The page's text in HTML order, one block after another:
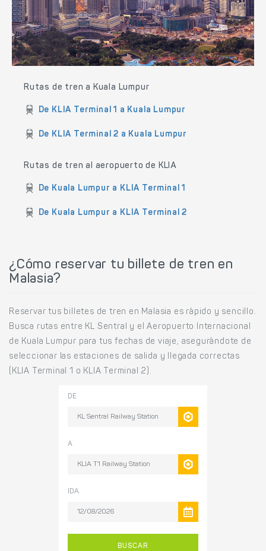
Rutas de tren a Kuala Lumpur
De KLIA Terminal 1 a Kuala Lumpur
De KLIA Terminal 2 a Kuala Lumpur
Rutas de tren al aeropuerto de KLIA
De Kuala Lumpur a KLIA Terminal 1
De Kuala Lumpur a KLIA Terminal 2
¿Cómo reservar tu billete de tren en
Malasia?
Reservar tus billetes de tren en Malasia es rápido y sencillo.
Busca rutas entre KL Sentral y el Aeropuerto Internacional
de Kuala Lumpur para tus fechas de viaje, asegurándote de
seleccionar las estaciones de salida y llegada correctas
(KLIA Terminal 1 o KLIA Terminal 2).